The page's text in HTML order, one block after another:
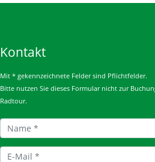
Kontakt
Mit * gekennzeichnete Felder sind Pflichtfelder.
Bitte nutzen Sie dieses Formular nicht zur
Radtour.